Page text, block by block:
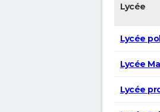
Lycée
Lycée
Lycée
Lycée